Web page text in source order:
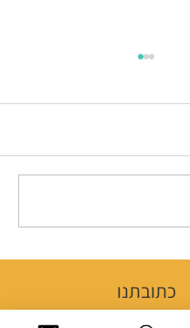
של ילדכם
הספר?
כתובתנו
18, תל אביב